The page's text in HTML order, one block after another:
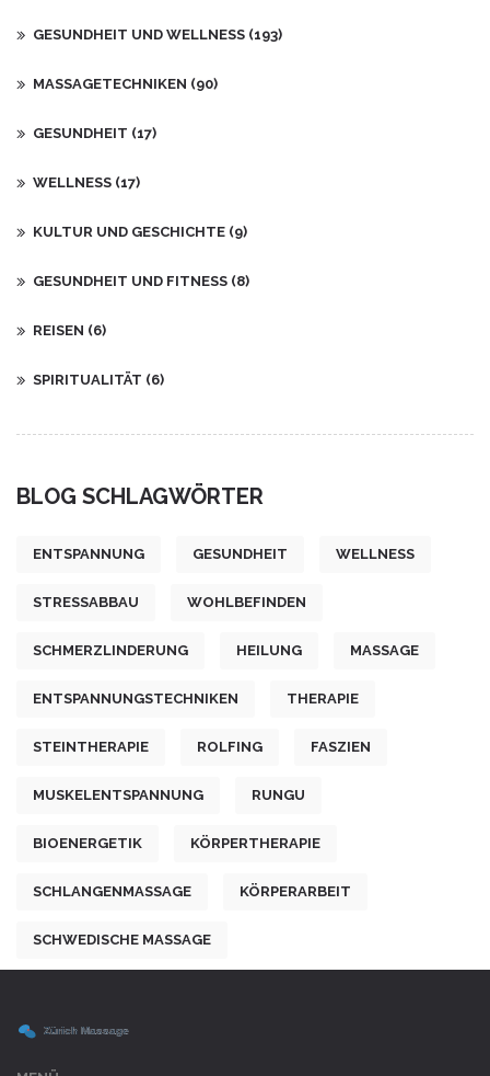
GESUNDHEIT UND WELLNESS (193)
MASSAGETECHNIKEN (90)
GESUNDHEIT (17)
WELLNESS (17)
KULTUR UND GESCHICHTE (9)
GESUNDHEIT UND FITNESS (8)
REISEN (6)
SPIRITUALITÄT (6)
BLOG SCHLAGWÖRTER
ENTSPANNUNG GESUNDHEIT WELLNESS
STRESSABBAU WOHLBEFINDEN
SCHMERZLINDERUNG HEILUNG MASSAGE
ENTSPANNUNGSTECHNIKEN THERAPIE
STEINTHERAPIE ROLFING FASZIEN
MUSKELENTSPANNUNG RUNGU
BIOENERGETIK KÖRPERTHERAPIE
SCHLANGENMASSAGE KÖRPERARBEIT
SCHWEDISCHE MASSAGE